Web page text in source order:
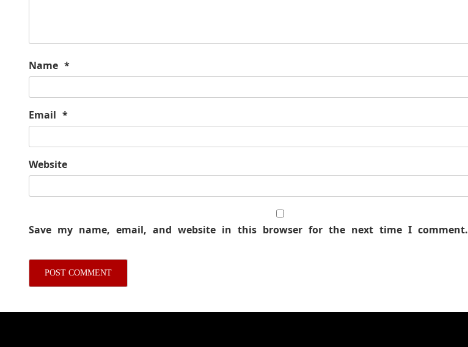
Name *
Email *
Website
Save my name, email, and website in this browser for the next time I comment.